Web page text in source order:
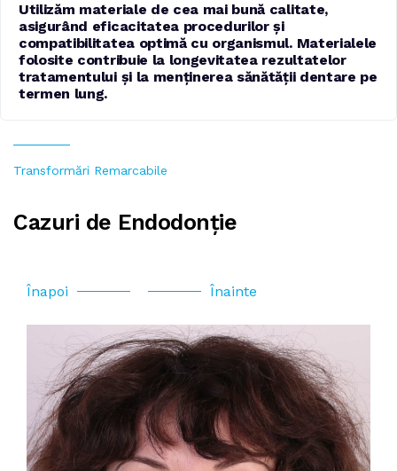
Utilizăm materiale de cea mai bună calitate,
asigurând eficacitatea procedurilor și
compatibilitatea optimă cu organismul. Materialele
folosite contribuie la longevitatea rezultatelor
tratamentului și la menținerea sănătății dentare pe
termen lung.
Transformări Remarcabile
Cazuri de Endodonție
Înapoi Înainte